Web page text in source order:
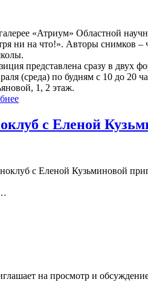
«Атриум» Областной
ни на что!». Авторы снимков –
представлена сразу в двух
(среда) по будням с 10 до 20
1, 2 этаж.
с Еленой
с Еленой Кузьминовой
на просмотр и